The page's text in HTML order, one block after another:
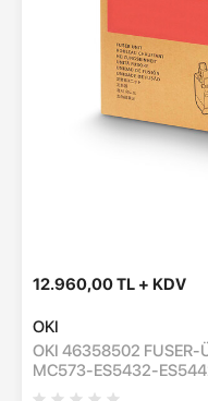
12.960,00 TL + KDV
OKI
OKI 46358502
MC573-ES5432-
ÜNİTESİ - 60,000 SAYFA